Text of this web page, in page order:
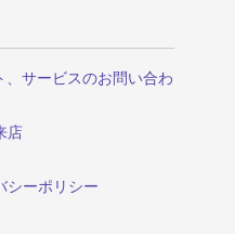
サービスのお問い合わ
店
シーポリシー